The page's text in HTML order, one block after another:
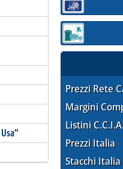
Sezione:
Sezione:
Prezzi Rete
Margini
Listini
Prezzi Italia
Stacchi Italia